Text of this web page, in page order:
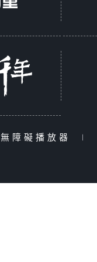
無障礙播放器 |